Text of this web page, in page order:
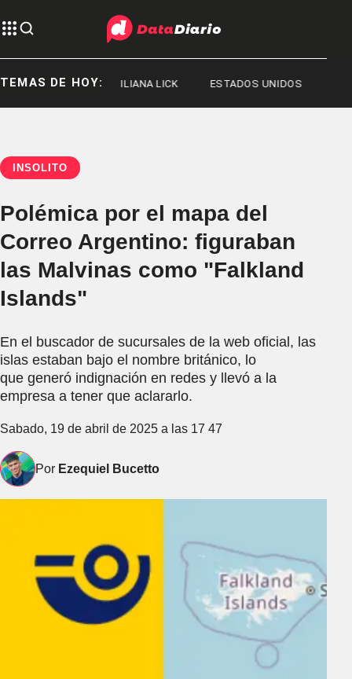
TEMAS DE HOY:
MESSI ILIANA LICK ESTADOS UNIDOS
INSÓLITO
Polémica por el mapa del
Correo Argentino: figuraban
las Malvinas como "Falkland
Islands"
En el buscador de sucursales de la web oficial, las
islas estaban bajo el nombre británico, lo
que generó indignación en redes y llevó a la
empresa a tener que aclararlo.
Sabado, 19 de abril de 2025 a las 17 47
Por Ezequiel Bucetto